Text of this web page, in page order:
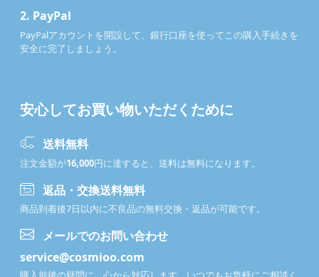
2. PayPal
PayPalアカウントを開設して、銀行口座を使ってこの購入手続きを
安全に完了しましょう。
安心してお買い物いただくために
送料無料
注文金額が16,000円に達すると、送料は無料になります。
返品・交換送料無料
商品到着後7日以内に不良品の無料交換・返品が可能です。
メールでのお問い合わせ
service@cosmioo.com